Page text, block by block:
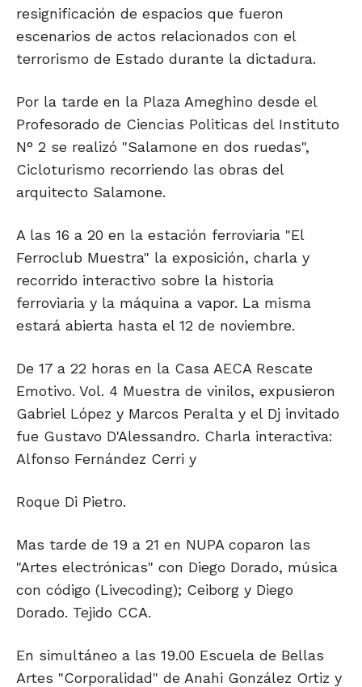
resignificación de espacios que fueron
escenarios de actos relacionados con el
terrorismo de Estado durante la dictadura.
Por la tarde en la Plaza Ameghino desde el
Profesorado de Ciencias Politicas del Instituto
N° 2 se realizó "Salamone en dos ruedas",
Cicloturismo recorriendo las obras del
arquitecto Salamone.
A las 16 a 20 en la estación ferroviaria "El
Ferroclub Muestra" la exposición, charla y
recorrido interactivo sobre la historia
ferroviaria y la máquina a vapor. La misma
estará abierta hasta el 12 de noviembre.
De 17 a 22 horas en la Casa AECA Rescate
Emotivo. Vol. 4 Muestra de vinilos, expusieron
Gabriel López y Marcos Peralta y el Dj invitado
fue Gustavo D'Alessandro. Charla interactiva:
Alfonso Fernández Cerri y
Roque Di Pietro.
Mas tarde de 19 a 21 en NUPA coparon las
"Artes electrónicas" con Diego Dorado, música
con código (Livecoding); Ceiborg y Diego
Dorado. Tejido CCA.
En simultáneo a las 19.00 Escuela de Bellas
Artes "Corporalidad" de Anahi González Ortiz y